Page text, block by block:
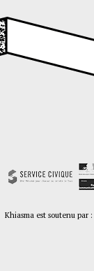
Khiasma est soutenu par :